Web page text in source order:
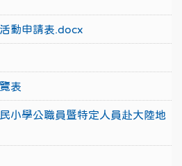
動申請表.docx
表
小學公職員暨特定人員赴大陸地